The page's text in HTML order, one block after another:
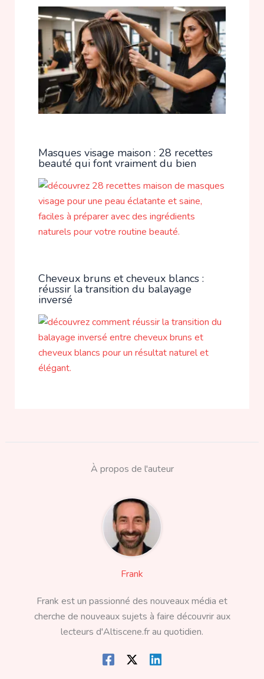
Masques visage maison : 28 recettes
beauté qui font vraiment du bien
Cheveux bruns et cheveux blancs :
réussir la transition du balayage
inversé
À propos de l'auteur
Frank
Frank est un passionné des nouveaux média et
cherche de nouveaux sujets à faire découvrir aux
lecteurs d'Altiscene.fr au quotidien.